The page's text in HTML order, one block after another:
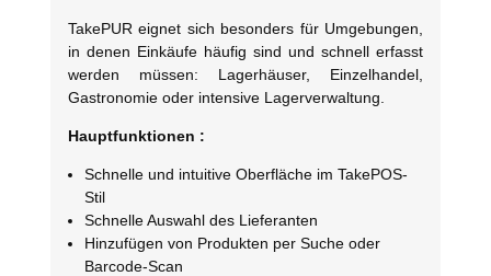
TakePUR eignet sich besonders für Umgebungen,
in denen Einkäufe häufig sind und schnell erfasst
werden müssen: Lagerhäuser, Einzelhandel,
Gastronomie oder intensive Lagerverwaltung.
Hauptfunktionen :
Schnelle und intuitive Oberfläche im TakePOS-
Stil
Schnelle Auswahl des Lieferanten
Hinzufügen von Produkten per Suche oder
Barcode-Scan